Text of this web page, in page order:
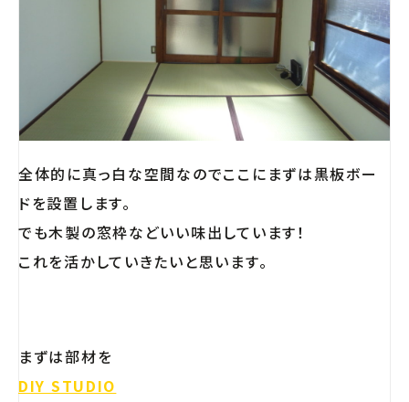
全体的に真っ白な空間なのでここにまずは黒板ボー
ドを設置します。
でも木製の窓枠などいい味出しています！
これを活かしていきたいと思います。
まずは部材を
DIY STUDIO